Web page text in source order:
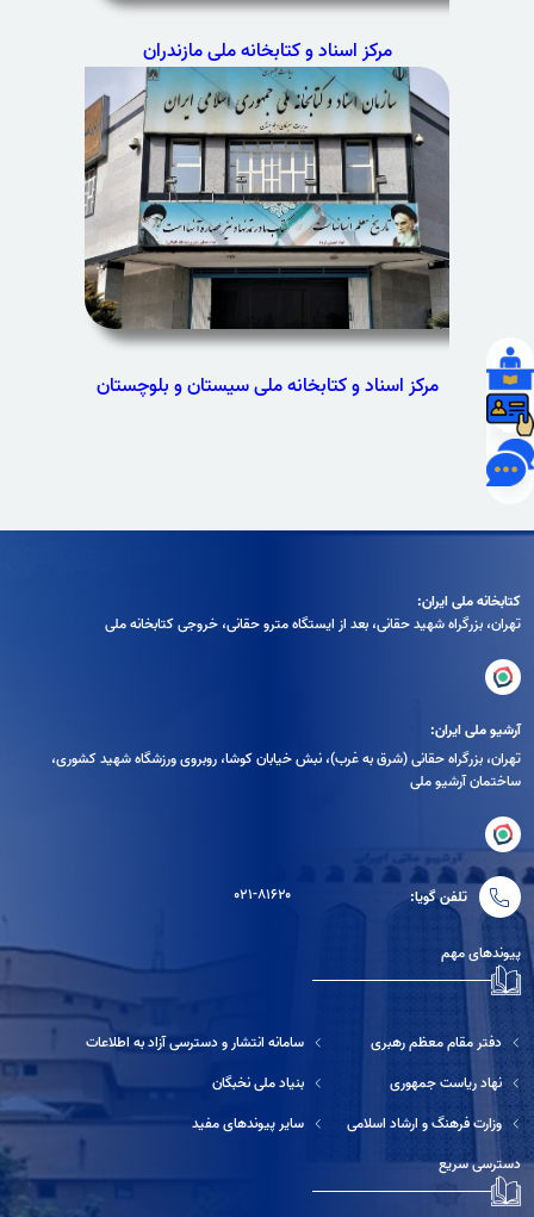
مرکز اسناد و کتابخانه ملی مازندران
مرکز اسناد و کتابخانه ملی سیستان و بلوچستان
کتابخانه ملی ایران:
تهران، بزرگراه شهيد حقانی، بعد از ايستگاه مترو حقانی، خروجی كتابخانه ملی
آرشیو ملی ایران:
تهران، بزرگراه حقانی (شرق به غرب)، نبش خیابان کوشا، روبروی ورزشگاه شهید کشوری،
ساختمان آرشیو ملی
تلفن گویا: ۰۲۱-۸۱۶۲۰
پیوندهای مهم
دفتر مقام معظم رهبری
نهاد ریاست جمهوری
وزارت فرهنگ و ارشاد اسلامی
سامانه انتشار و دسترسی آزاد به اطلاعات
بنیاد ملی نخبگان
سایر پیوندهای مفید
دسترسی سریع